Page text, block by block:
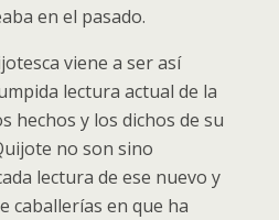
en el pasado.
viene a ser así
lectura actual de la
hechos y los dichos de su
no son sino
lectura de ese nuevo y
caballerías en que ha